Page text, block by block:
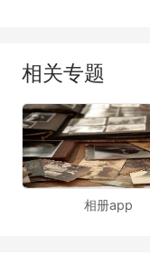
【反馈邮箱】
相关专题
相册app